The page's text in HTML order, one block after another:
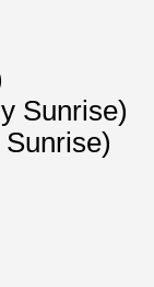
Sunrise)